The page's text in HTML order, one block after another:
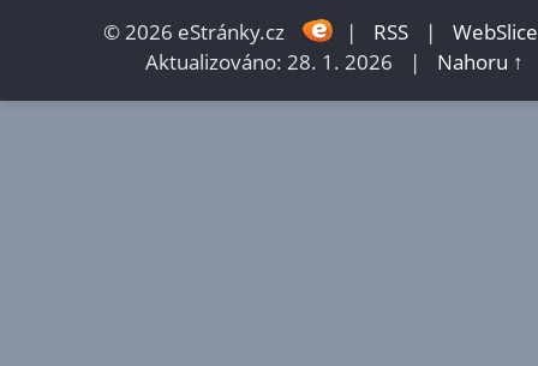
© 2026 eStránky.cz | RSS |
WebSlice
Aktualizováno: 28. 1. 2026
| Nahoru ↑